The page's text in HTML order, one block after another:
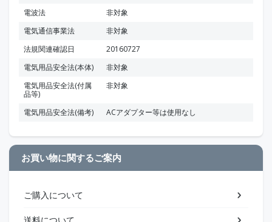
電波法
非対象
電気通信事業法
非対象
法規関連確認日
20160727
電気用品安全法(本体)
非対象
電気用品安全法(付属
品等)
非対象
電気用品安全法(備考) ACアダプター等は使用なし
お買い物に関するご案内
ご購入について